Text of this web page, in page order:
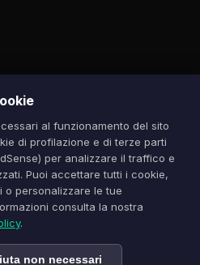
al funzionamento del sito
di profilazione e di terze parti
per analizzare il traffico e
Puoi accettare tutti i cookie,
personalizzare le tue
consulta la nostra
.
non necessari
sito sono di proprietà dei
70 L. 633/1941. Contatti:
Seven Trade SRLS — P.IVA: